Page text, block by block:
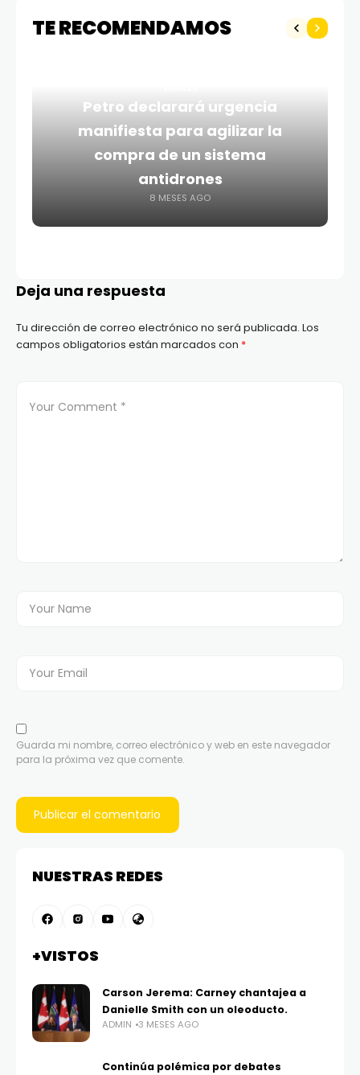
TE RECOMENDAMOS
Petro declarará urgencia
manifiesta para agilizar la
compra de un sistema
antidrones
8 MESES AGO
Deja una respuesta
Tu dirección de correo electrónico no será publicada. Los
campos obligatorios están marcados con *
Guarda mi nombre, correo electrónico y web en este navegador
para la próxima vez que comente.
NUESTRAS REDES
+VISTOS
Carson Jerema: Carney chantajea a
Danielle Smith con un oleoducto.
ADMIN 3 MESES AGO
Continúa polémica por debates